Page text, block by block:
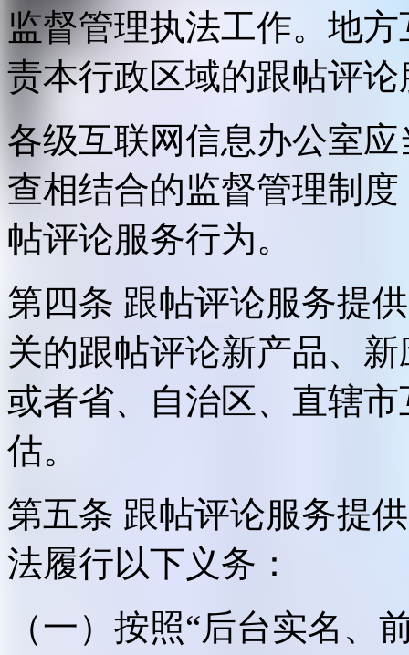
监督管理执法工作。地
责本行政区域的跟帖评
各级互联网信息办公室
查相结合的监督管理制
帖评论服务行为。
第四条 跟帖评论服务提
关的跟帖评论新产品、
或者省、自治区、直辖
估。
第五条 跟帖评论服务提
法履行以下义务：
（一）按照“后台实名、